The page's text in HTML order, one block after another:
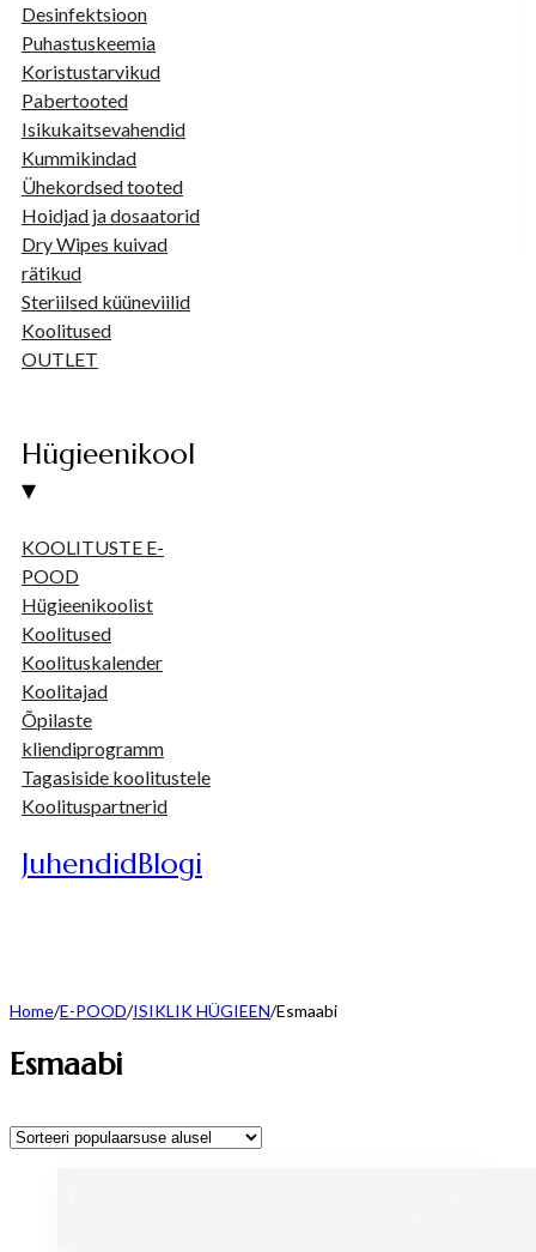
Desinfektsioon
Puhastuskeemia
Koristustarvikud
Pabertooted
Isikukaitsevahendid
Kummikindad
Ühekordsed tooted
Hoidjad ja dosaatorid
Dry Wipes kuivad
rätikud
Steriilsed küüneviilid
Koolitused
OUTLET
Hügieenikool
▾
KOOLITUSTE E-
POOD
Hügieenikoolist
Koolitused
Koolituskalender
Koolitajad
Õpilaste
kliendiprogramm
Tagasiside koolitustele
Koolituspartnerid
JuhendidBlogi
Home/E-POOD/ISIKLIK HÜGIEEN/Esmaabi
Esmaabi